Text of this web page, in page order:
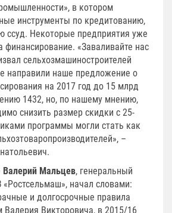
в котором
инструменты по кредитованию,
ссуд. Некоторые предприятия уже
финансирование. «Заваливайте нас
сельхозмашиностроителей
направили наше предложение о
на 2017 год до 15 млрд
1432, но, по нашему мнению,
снизить размер скидки с 25-
программы могли стать как
–
Валерий Мальцев, генеральный
начал словами:
и долгосрочные правила
Викторовича, в 2015/16